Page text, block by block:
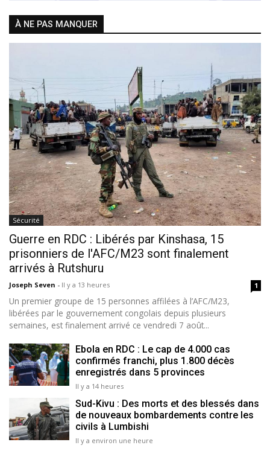
À NE PAS MANQUER
Sécurité
Guerre en RDC : Libérés par Kinshasa, 15
prisonniers de l'AFC/M23 sont finalement
arrivés à Rutshuru
Joseph Seven - Il y a 13 heures 1
Un premier groupe de 15 personnes affilées à l’AFC/M23,
libérées par le gouvernement congolais depuis plusieurs
semaines, est finalement arrivé ce vendredi 7 août...
Ebola en RDC : Le cap de 4.000 cas
confirmés franchi, plus 1.800 décès
enregistrés dans 5 provinces
Il y a 14 heures
Sud-Kivu : Des morts et des blessés dans
de nouveaux bombardements contre les
civils à Lumbishi
Il y a environ une heure